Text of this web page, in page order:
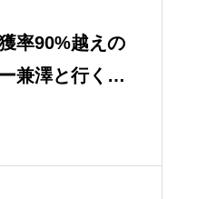
率90%越えの
兼澤と行くリ